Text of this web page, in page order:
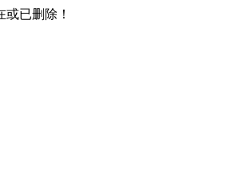
已删除！